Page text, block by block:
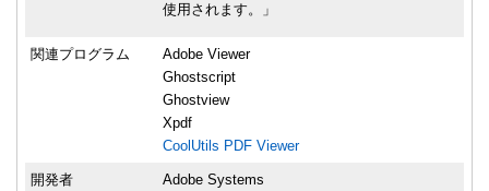
使用されます。」
関連プログラム
Adobe Viewer
Ghostscript
Ghostview
Xpdf
CoolUtils PDF Viewer
開発者 Adobe Systems